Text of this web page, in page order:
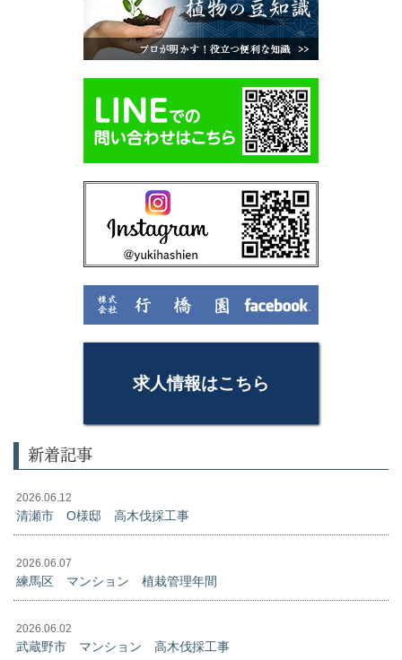
求人情報はこちら
新着記事
2026.06.12
清瀬市 O様邸 高木伐採工事
2026.06.07
練馬区 マンション 植栽管理年間
2026.06.02
武蔵野市 マンション 高木伐採工事